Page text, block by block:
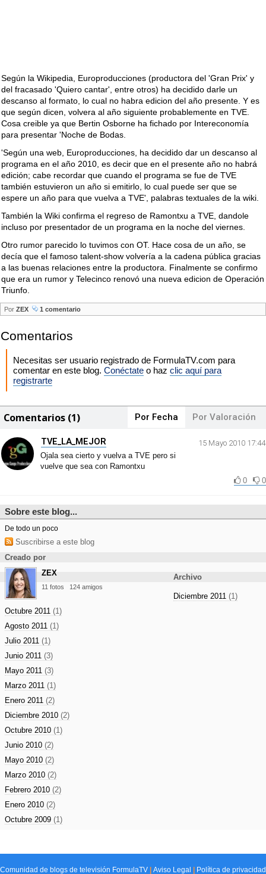
Según la Wikipedia, Europroducciones (productora del 'Gran Prix' y
del fracasado 'Quiero cantar', entre otros) ha decidido darle un
descanso al formato, lo cual no habra edicion del año presente. Y es
que según dicen, volvera al año siguiente probablemente en TVE.
Cosa creible ya que Bertin Osborne ha fichado por Intereconomía
para presentar 'Noche de Bodas.
'Según una web, Europroducciones, ha decidido dar un descanso al
programa en el año 2010, es decir que en el presente año no habrá
edición; cabe recordar que cuando el programa se fue de TVE
también estuvieron un año si emitirlo, lo cual puede ser que se
espere un año para que vuelva a TVE', palabras textuales de la wiki.
También la Wiki confirma el regreso de Ramontxu a TVE, dandole
incluso por presentador de un programa en la noche del viernes.
Otro rumor parecido lo tuvimos con OT. Hace cosa de un año, se
decía que el famoso talent-show volvería a la cadena pública gracias
a las buenas relaciones entre la productora. Finalmente se confirmo
que era un rumor y Telecinco renovó una nueva edicion de Operación
Triunfo.
Por ZEX 1 comentario
Comentarios
Necesitas ser usuario registrado de FormulaTV.com para
comentar en este blog. Conéctate o haz clic aquí para
registrarte
Comentarios (1) Por Fecha Por Valoración
TVE_LA_MEJOR
15 Mayo 2010 17:44
Ojala sea cierto y vuelva a TVE pero si
vuelve que sea con Ramontxu
0
0
Sobre este blog...
De todo un poco
Suscribirse a este blog
Creado por
ZEX
11 fotos 124 amigos
Archivo
Diciembre 2011 (1)
Octubre 2011 (1)
Agosto 2011 (1)
Julio 2011 (1)
Junio 2011 (3)
Mayo 2011 (3)
Marzo 2011 (1)
Enero 2011 (2)
Diciembre 2010 (2)
Octubre 2010 (1)
Junio 2010 (2)
Mayo 2010 (2)
Marzo 2010 (2)
Febrero 2010 (2)
Enero 2010 (2)
Octubre 2009 (1)
Comunidad de blogs de televisión FormulaTV Aviso Legal Política de privacidad